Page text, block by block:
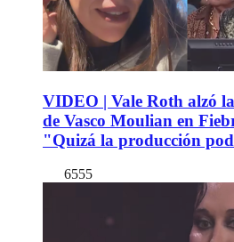
VIDEO | Vale Roth alzó
de Vasco Moulian en
"Quizá la producción
6555